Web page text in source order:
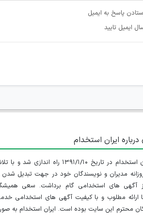
تحریک، تحقیر و کنایه به سایر افراد (مسئول و
هماهنگی برای هرگونه ملاقات حضوری چه به
پاسخ به ایمیل
ایمیل تایید
ایران استخدام
سایت ایران استخدام در تاریخ ۱۳۹۱/۱/۱۰ راه اندازی شد و
مدیران و نویسندگان خود در جهت تبدیل شدن
آگهی های استخدامی گام برداشت. سعی
ارائه مطلوب و با کیفیت آگهی های استخدامی
محترم این سایت بوده است. ایران استخدام به